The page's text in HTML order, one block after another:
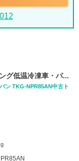
グ低温冷凍車・パ...
ン TKG-NPR85AN中古ト